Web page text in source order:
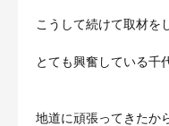
こうして続けて取材を
とても興奮している千
地道に頑張ってきたか